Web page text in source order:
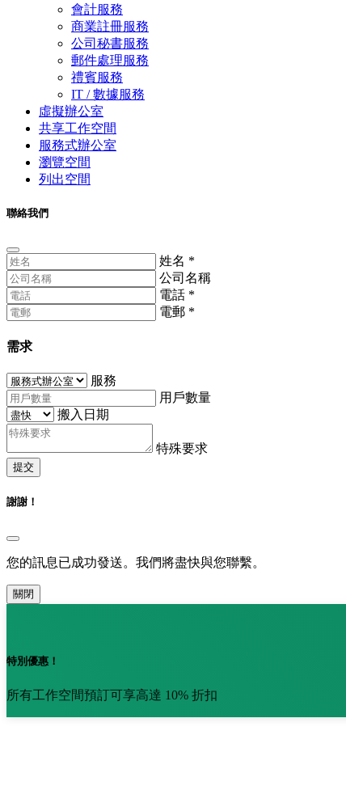
會計服務
商業註冊服務
公司秘書服務
郵件處理服務
禮賓服務
IT / 數據服務
虛擬辦公室
共享工作空間
服務式辦公室
瀏覽空間
列出空間
聯絡我們
姓名 *
公司名稱
電話 *
電郵 *
需求
服務
用戶數量
搬入日期
特殊要求
提交
謝謝！
您的訊息已成功發送。我們將盡快與您聯繫。
關閉
特別優惠！
所有工作空間預訂可享高達 10% 折扣